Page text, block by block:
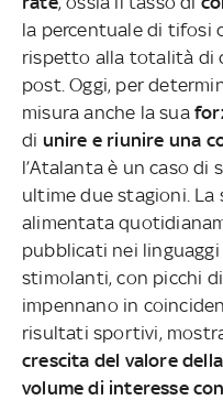
la percentuale di tifosi
rispetto alla totalità di
post. Oggi, per
misura anche la sua
di unire e riunire una
l’Atalanta è un caso di
ultime due stagioni. La
alimentata
pubblicati nei
stimolanti, con picchi
impennano in
risultati sportivi,
crescita del valore
volume di interesse